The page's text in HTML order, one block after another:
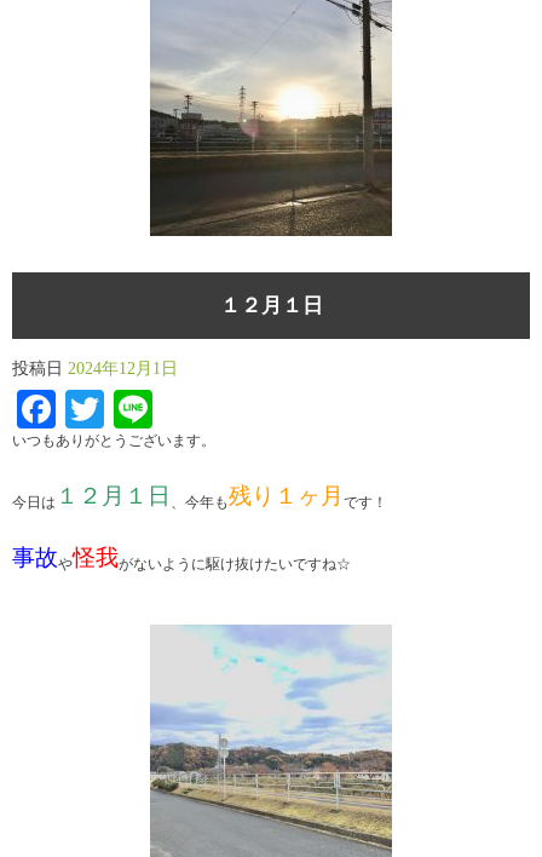
１２月１日
投稿日 2024年12月1日
Facebook
Twitter
いつもありがとうございます。
今日は １２月１日 、今年も残り１ヶ月 です！
事故や怪我がないように駆け抜けたいですね☆